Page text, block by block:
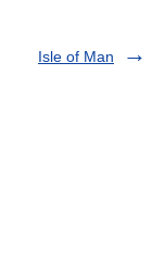
Isle of Man